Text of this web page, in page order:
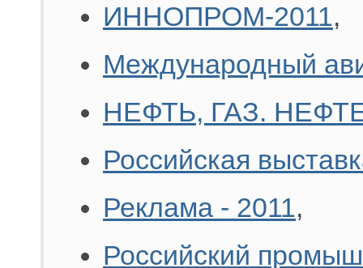
ИННОПРОМ-2011,
Международный
НЕФТЬ, ГАЗ.
Российская
Реклама - 2011,
Российский